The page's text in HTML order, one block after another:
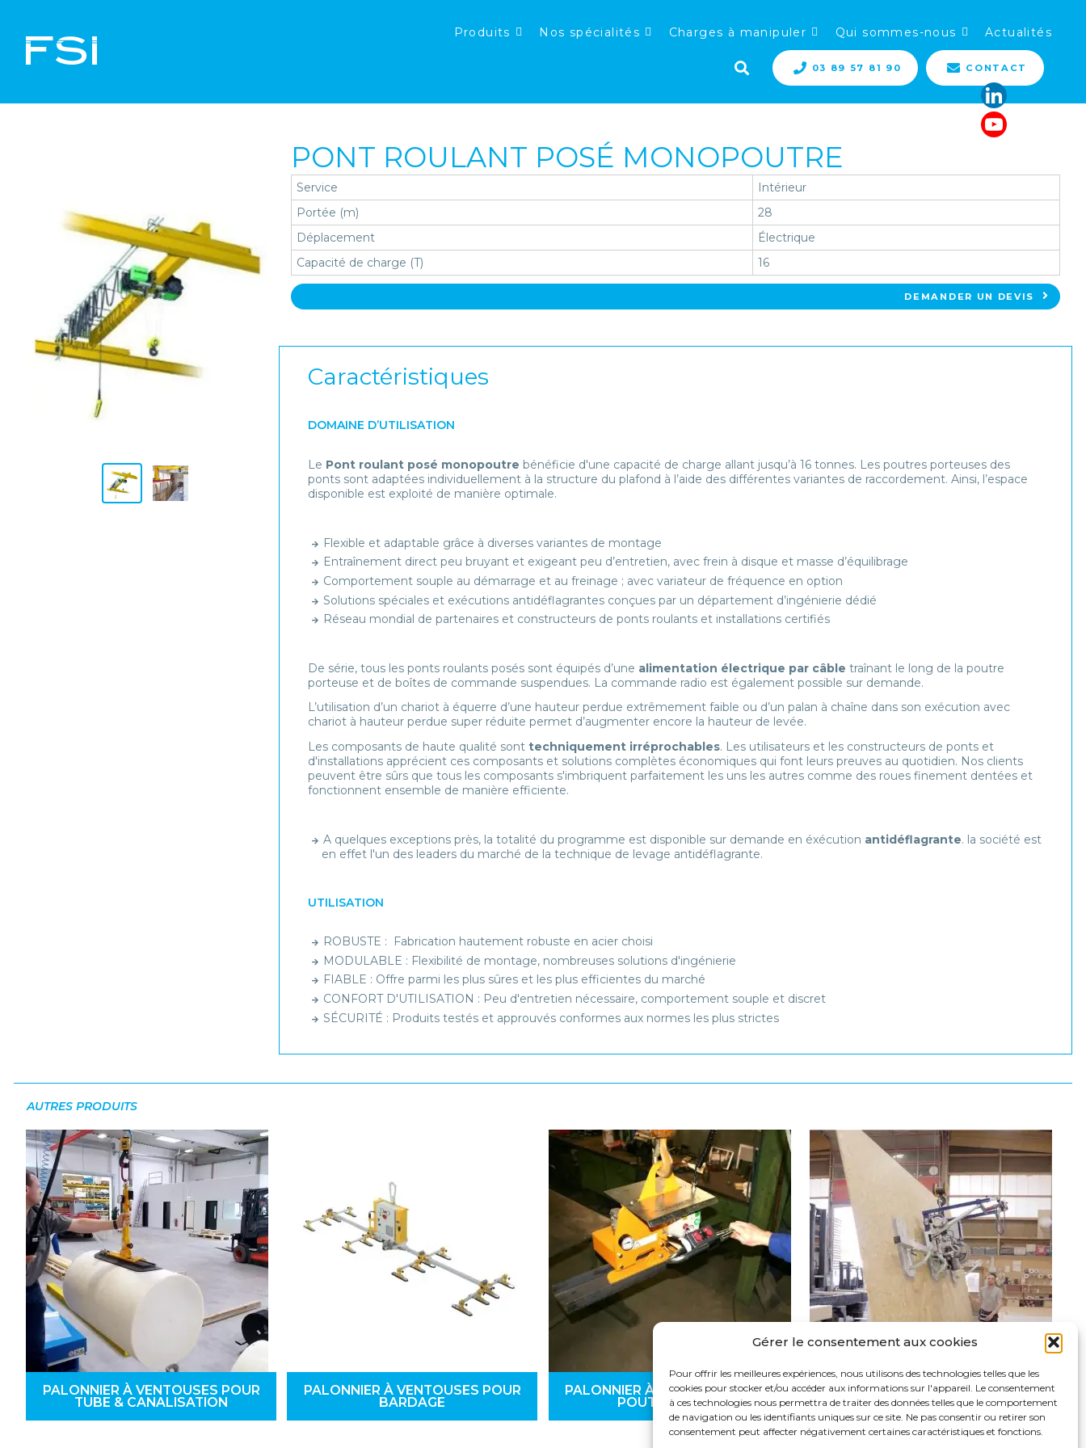
Gérer le consentement aux cookies
Pour offrir les meilleures expériences, nous utilisons des technologies telles que les
cookies pour stocker et/ou accéder aux informations sur l'appareil. Le consentement
à ces technologies nous permettra de traiter des données telles que le comportement
de navigation ou les identifiants uniques sur ce site. Ne pas consentir ou retirer son
consentement peut affecter négativement certaines caractéristiques et fonctions.
Produits Nos spécialités Charges à manipuler Qui sommes-nous Actualités
03 89 57 81 90 CONTACT
PONT ROULANT POSÉ MONOPOUTRE
Service
Intérieur
Portée (m)
28
Déplacement
Électrique
Capacité de charge (T)
16
DEMANDER UN DEVIS
Caractéristiques
DOMAINE D’UTILISATION
Le Pont roulant posé monopoutre bénéficie d'une capacité de charge allant jusqu’à 16 tonnes. Les poutres porteuses des
ponts sont adaptées individuellement à la structure du plafond à l’aide des différentes variantes de raccordement. Ainsi, l’espace
disponible est exploité de manière optimale.
Flexible et adaptable grâce à diverses variantes de montage
Entraînement direct peu bruyant et exigeant peu d’entretien, avec frein à disque et masse d’équilibrage
Comportement souple au démarrage et au freinage ; avec variateur de fréquence en option
Solutions spéciales et exécutions antidéflagrantes conçues par un département d’ingénierie dédié
Réseau mondial de partenaires et constructeurs de ponts roulants et installations certifiés
De série, tous les ponts roulants posés sont équipés d’une alimentation électrique par câble traînant le long de la poutre
porteuse et de boîtes de commande suspendues. La commande radio est également possible sur demande.
L’utilisation d’un chariot à équerre d’une hauteur perdue extrêmement faible ou d’un palan à chaîne dans son exécution avec
chariot à hauteur perdue super réduite permet d’augmenter encore la hauteur de levée.
Les composants de haute qualité sont techniquement irréprochables. Les utilisateurs et les constructeurs de ponts et
d'installations apprécient ces composants et solutions complètes économiques qui font leurs preuves au quotidien. Nos clients
peuvent être sûrs que tous les composants s'imbriquent parfaitement les uns les autres comme des roues finement dentées et
fonctionnent ensemble de manière efficiente.
A quelques exceptions près, la totalité du programme est disponible sur demande en éxécution antidéflagrante. la société est
en effet l'un des leaders du marché de la technique de levage antidéflagrante.
UTILISATION
ROBUSTE : Fabrication hautement robuste en acier choisi
MODULABLE : Flexibilité de montage, nombreuses solutions d'ingénierie
FIABLE : Offre parmi les plus sûres et les plus efficientes du marché
CONFORT D'UTILISATION : Peu d'entretien nécessaire, comportement souple et discret
SÉCURITÉ : Produits testés et approuvés conformes aux normes les plus strictes
AUTRES PRODUITS
PALONNIER À VENTOUSES POUR
TUBE & CANALISATION
PALONNIER À VENTOUSES POUR
BARDAGE
PALONNIER À VENTOUSES POUR
POUTRE (MÉTAL)
PALONNIER À VENTOUSES POUR
PLAQUES ET PANNEAUX BOIS